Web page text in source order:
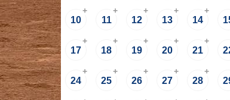
10
+
11
+
12
+
13
+
14
+
17
+
18
+
19
+
20
+
21
+
24
+
25
+
26
+
27
+
28
+